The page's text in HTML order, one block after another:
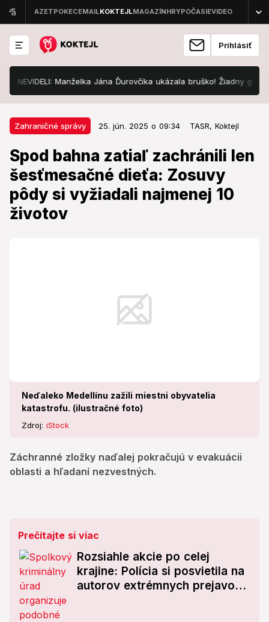
Prihlásiť
Manželka Jána Ďurovčíka ukázala bruško! Žiadny gýč, ale...
Zahraničné správy 25. jún. 2025 o 09:34 TASR, Koktejl
Spod bahna zatiaľ zachránili len
šesťmesačné dieťa: Zosuvy
pôdy si vyžiadali najmenej 10
životov
Neďaleko Medellínu zažili miestni obyvatelia
katastrofu. (ilustračné foto)
Zdroj: iStock
Záchranné zložky naďalej pokračujú v evakuácii
oblasti a hľadaní nezvestných.
Zahraničné správy 25. jún. 2025 o 09:34
Spod bahna zatiaľ zachránili len
šesťmesačné dieťa: Zosuvy pôdy
si vyžiadali najmenej 10 životov
Záchranné zložky naďalej pokračujú v evakuácii
Prečítajte si viac
Rozsiahle akcie po celej
krajine: Polícia si posvietila na
autorov extrémnych prejavov